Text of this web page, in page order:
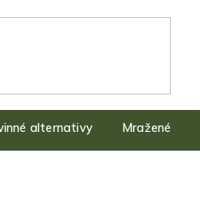
alternativy Mražené